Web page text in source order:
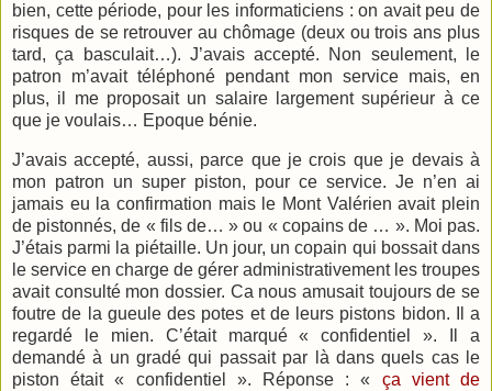
bien, cette période, pour les informaticiens : on avait peu de
risques de se retrouver au chômage (deux ou trois ans plus
tard, ça basculait…). J’avais accepté. Non seulement, le
patron m’avait téléphoné pendant mon service mais, en
plus, il me proposait un salaire largement supérieur à ce
que je voulais… Epoque bénie.
J’avais accepté, aussi, parce que je crois que je devais à
mon patron un super piston, pour ce service. Je n’en ai
jamais eu la confirmation mais le Mont Valérien avait plein
de pistonnés, de « fils de… » ou « copains de … ». Moi pas.
J’étais parmi la piétaille. Un jour, un copain qui bossait dans
le service en charge de gérer administrativement les troupes
avait consulté mon dossier. Ca nous amusait toujours de se
foutre de la gueule des potes et de leurs pistons bidon. Il a
regardé le mien. C’était marqué « confidentiel ». Il a
demandé à un gradé qui passait par là dans quels cas le
piston était « confidentiel ». Réponse : « ça vient de